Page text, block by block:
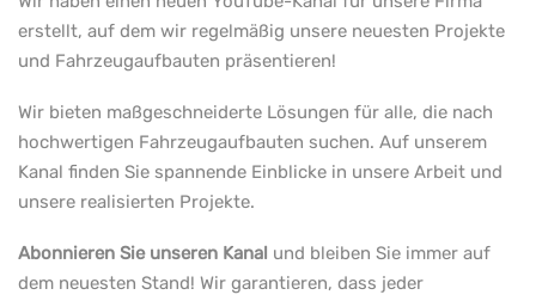
erstellt, auf dem wir regelmäßig unsere neuesten Projekte
und Fahrzeugaufbauten präsentieren!
Wir bieten maßgeschneiderte Lösungen für alle, die nach
hochwertigen Fahrzeugaufbauten suchen. Auf unserem
Kanal finden Sie spannende Einblicke in unsere Arbeit und
unsere realisierten Projekte.
Abonnieren Sie unseren Kanal und bleiben Sie immer auf
dem neuesten Stand! Wir garantieren, dass jeder